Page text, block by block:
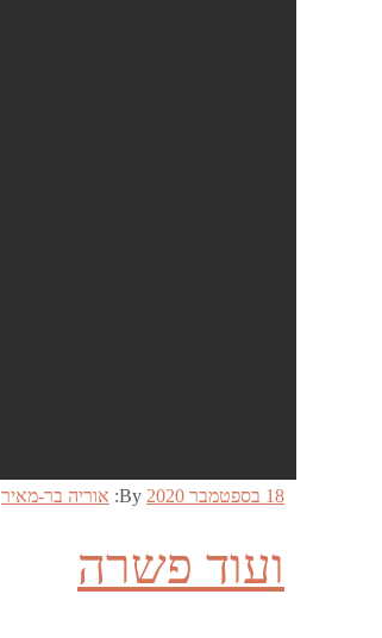
Posted
18 בספטמבר 2020 By: אוריה בר-מאיר
ועוד פשרה